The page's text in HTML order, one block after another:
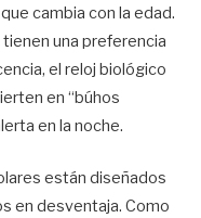
cambia con la edad.
tienen una preferencia
el reloj biológico
en “búhos
en la noche.
están diseñados
en desventaja. Como